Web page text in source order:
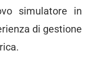
simulatore in
di gestione